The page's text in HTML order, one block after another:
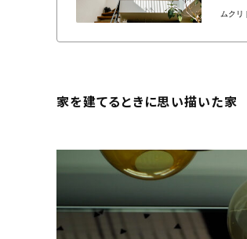
家を建てるときに思い描いた家